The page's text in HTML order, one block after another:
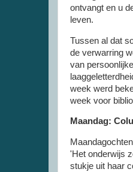
ontvangt en u
leven.
Tussen al dat
de verwarring
van
week werd
week voor
Maandag:
'Het onderwijs
stukje uit haar